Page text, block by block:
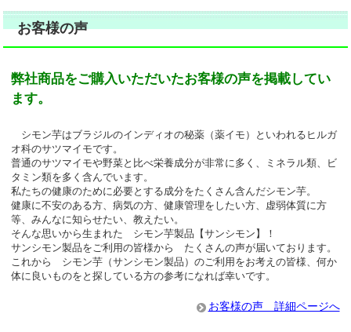
お客様の声
弊社商品をご購入いただいたお客様の声を掲載してい
ます。
シモン芋はブラジルのインディオの秘薬（薬イモ）といわれるヒルガ
オ科のサツマイモです。
普通のサツマイモや野菜と比べ栄養成分が非常に多く、ミネラル類、ビ
タミン類を多く含んでいます。
私たちの健康のために必要とする成分をたくさん含んだシモン芋。
健康に不安のある方、病気の方、健康管理をしたい方、虚弱体質に方
等、みんなに知らせたい、教えたい。
そんな思いから生まれた シモン芋製品【サンシモン】！
サンシモン製品をご利用の皆様から たくさんの声が届いております。
これから シモン芋（サンシモン製品）のご利用をお考えの皆様、何か
体に良いものをと探している方の参考になれば幸いです。
お客様の声 詳細ページへ